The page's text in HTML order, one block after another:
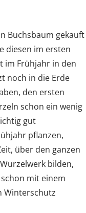
Buchsbaum gekauft
diesen im ersten
im Frühjahr in den
noch in die Erde
den ersten
schon ein wenig
gut
pflanzen,
über den ganzen
bilden,
mit einem
Winterschutz